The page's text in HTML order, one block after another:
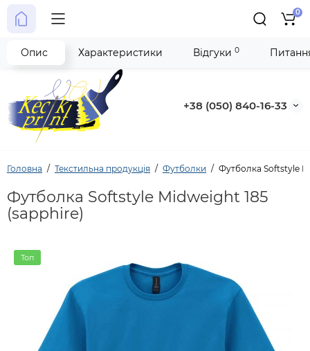
+38 (050) 840-16-33
0
Головна Текстильна продукція Футболки Футболка Softstyle
Футболка Softstyle Midweight 185
(sapphire)
Топ
Опис Характеристики Відгуки 0